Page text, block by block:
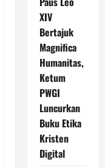
XIV
Bertajuk
Magnifica
Humanitas,
Ketum
PWGI
Luncurkan
Buku Etika
Kristen
Digital